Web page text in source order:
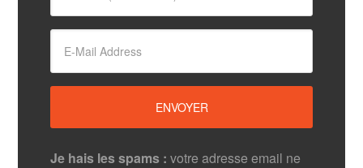
Je hais les spams : votre adresse email ne